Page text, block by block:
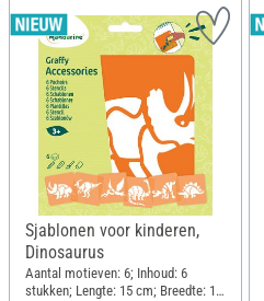
Sjablonen voor kinderen,
Dinosaurus
Aantal motieven: 6; Inhoud: 6
stukken; Lengte: 15 cm; Breedte: 15